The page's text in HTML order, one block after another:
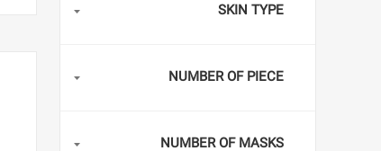
SKIN TYPE
NUMBER OF PIECE
NUMBER OF MASKS